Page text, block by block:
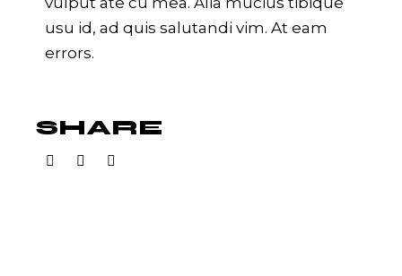
usu id, ad quis salutandi vim. At eam
errors.
SHARE